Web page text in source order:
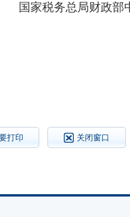
国家税务总局财政部
打印 关闭窗口